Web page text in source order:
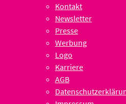
Kontakt
Newsletter
Presse
Werbung
Logo
Karriere
AGB